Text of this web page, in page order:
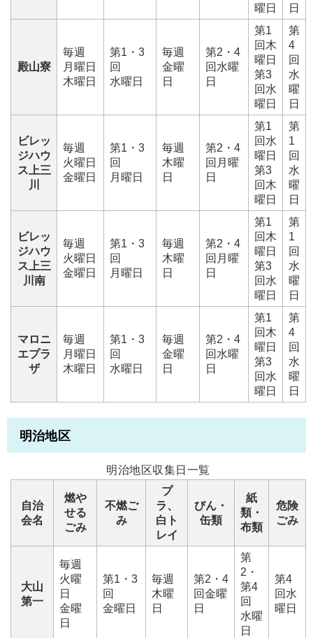
曜日
日
殿山寮
毎週
月曜日
木曜日
第1・3
回
水曜日
毎週
金曜
日
第2・4
回水曜
日
第1
回木
曜日
第3
回水
曜日
第
4
回
水
曜
日
ビレッ
ジハウ
ス上三
川
毎週
火曜日
金曜日
第1・3
回
月曜日
毎週
木曜
日
第2・4
回月曜
日
第1
回水
曜日
第3
回木
曜日
第
1
回
水
曜
日
ビレッ
ジハウ
ス上三
川南
毎週
火曜日
金曜日
第1・3
回
月曜日
毎週
木曜
日
第2・4
回月曜
日
第1
回木
曜日
第3
回水
曜日
第
1
回
水
曜
日
マロニ
エプラ
ザ
毎週
月曜日
木曜日
第1・3
回
水曜日
毎週
金曜
日
第2・4
回水曜
日
第1
回木
曜日
第3
回水
曜日
第
4
回
水
曜
日
明治地区
明治地区収集日一覧
自治
会名
燃や
せる
ごみ
不燃ご
み
プ
ラ、
白ト
レイ
びん・
缶類
紙
類・
布類
危険
ごみ
大山
第一
毎週
火曜
日
金曜
日
第1・3
回
金曜日
毎週
木曜
日
第2・4
回金曜
日
第
2・
第4
回
水曜
日
第4
回水
曜日